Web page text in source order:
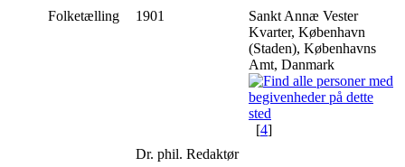
Folketælling
1901
Sankt Annæ Vester
Kvarter, København
(Staden), Københavns
Amt, Danmark
[4]
Dr. phil. Redaktør